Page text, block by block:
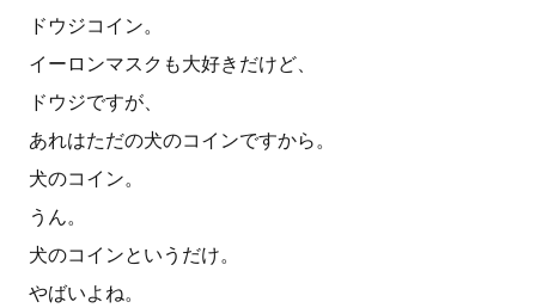
ドウジコイン。
イーロンマスクも大好きだけど、
ドウジですが、
あれはただの犬のコインですから。
犬のコイン。
うん。
犬のコインというだけ。
やばいよね。